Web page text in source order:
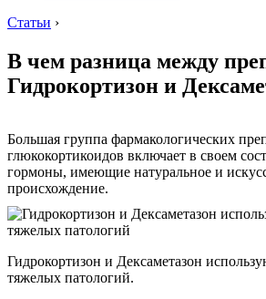
Статьи ›
В чем разница между
Гидрокортизон и
Большая группа фармакологических
глюкокортикоидов включает в своем
гормоны, имеющие натуральное и
происхождение.
Гидрокортизон и Дексаметазон
тяжелых патологий.